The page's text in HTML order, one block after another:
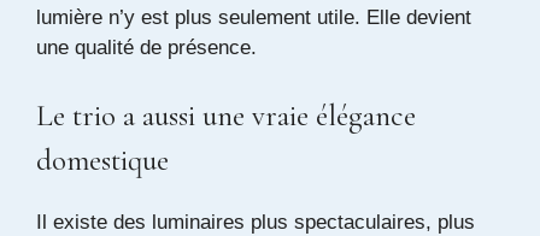
lumière n’y est plus seulement utile. Elle devient
une qualité de présence.
Le trio a aussi une vraie élégance
domestique
Il existe des luminaires plus spectaculaires, plus